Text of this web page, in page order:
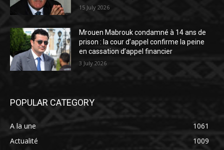
15 July 2026
Mrouen Mabrouk condamné à 14 ans de
prison : la cour d’appel confirme la peine
en cassation d’appel financier
3 July 2026
POPULAR CATEGORY
A la une
1061
Actualité
1009